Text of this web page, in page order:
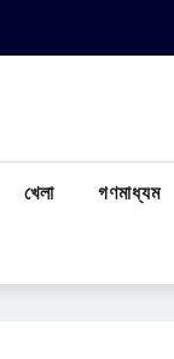
খেলা গণমাধ্যম